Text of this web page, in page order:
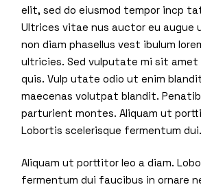
elit, sed do eiusmod tempor incp
Ultrices vitae nus auctor eu augue
non diam phasellus vest ibulum
ultricies. Sed vulputate mi sit amet
quis. Vulp utate odio ut enim
maecenas volutpat blandit.
parturient montes. Aliquam ut
Lobortis scelerisque fermentum dui.
Aliquam ut porttitor leo a diam.
fermentum dui faucibus in ornare